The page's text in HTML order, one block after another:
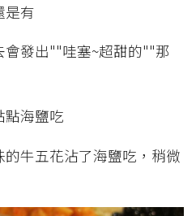
是有
發出""哇塞~超甜的""那
點海鹽吃
牛五花沾了海鹽吃，稍微